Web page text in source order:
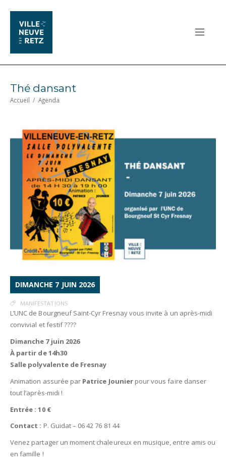
Thé dansant
Accueil / Agenda
DIMANCHE 7 JUIN 2026
MANIFESTATIONS
L’UNC de Bourgneuf Saint-Cyr Fresnay vous invite à un après-midi
convivial et festif ????
Dimanche 7 juin 2026
À partir de 14h30
Salle polyvalente de Fresnay
Animation assurée par Patrice Jounierpour vous faire danser
tout l’après-midi !
Entrée : 10 €
Contact : P. Guidat – 06 42 76 81 44
Venez partager un moment chaleureux en musique, entre amis ou
en famille !